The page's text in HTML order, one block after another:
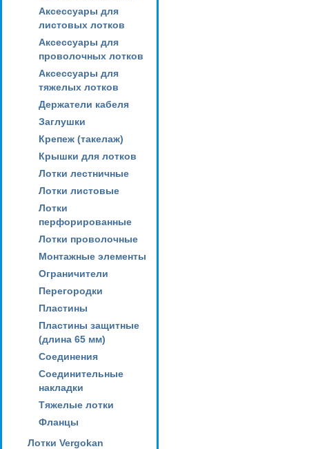
Аксессуары для
листовых лотков
Аксессуары для
проволочных лотков
Аксессуары для
тяжелых лотков
Держатели кабеля
Заглушки
Крепеж (такелаж)
Крышки для лотков
Лотки лестничные
Лотки листовые
Лотки
перфорированные
Лотки проволочные
Монтажные элементы
Ограничители
Перегородки
Пластины
Пластины защитные
(длина 65 мм)
Соединения
Соединительные
накладки
Тяжелые лотки
Фланцы
Лотки Vergokan